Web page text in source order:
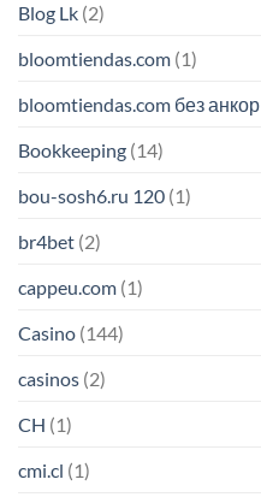
Blog Lk (2)
bloomtiendas.com (1)
bloomtiendas.com без анкор
Bookkeeping (14)
bou-sosh6.ru 120 (1)
br4bet (2)
cappeu.com (1)
Casino (144)
casinos (2)
CH (1)
cmi.cl (1)